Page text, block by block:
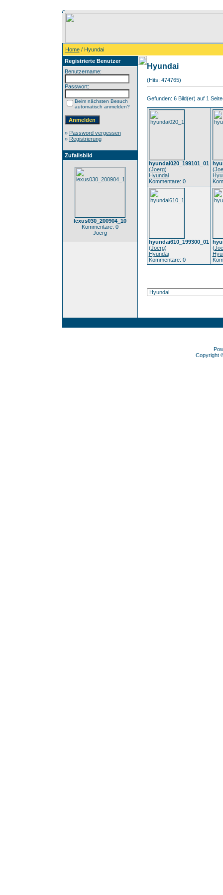
Home/ Hyundai
Registrierte Benutzer
Benutzername:
Passwort:
Beim nächsten Besuch
automatisch anmelden?
» Password vergessen
» Registrierung
Zufallsbild
lexus030_200904_10
Kommentare: 0
Joerg
Hyundai
(Hits: 474765)
Gefunden: 6 Bild(er) auf 1
hyundai020_199101_01
(Joerg)
Hyundai
Kommentare: 0
(
hyundai610_199300_01
(Joerg)
Hyundai
Kommentare: 0
(
Copyright